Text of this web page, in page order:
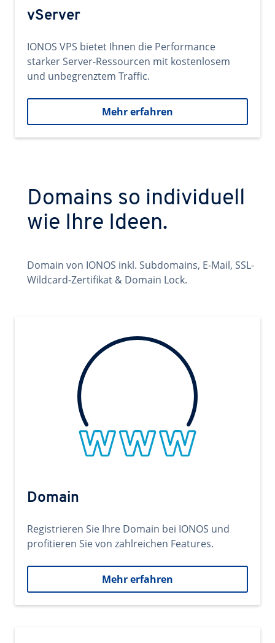
vServer
IONOS VPS bietet Ihnen die Performance
starker Server-Ressourcen mit kostenlosem
und unbegrenztem Traffic.
Mehr erfahren
Domains so individuell
wie Ihre Ideen.
Domain von IONOS inkl. Subdomains, E-Mail, SSL-
Wildcard-Zertifikat & Domain Lock.
Domain
Registrieren Sie Ihre Domain bei IONOS und
profitieren Sie von zahlreichen Features.
Mehr erfahren